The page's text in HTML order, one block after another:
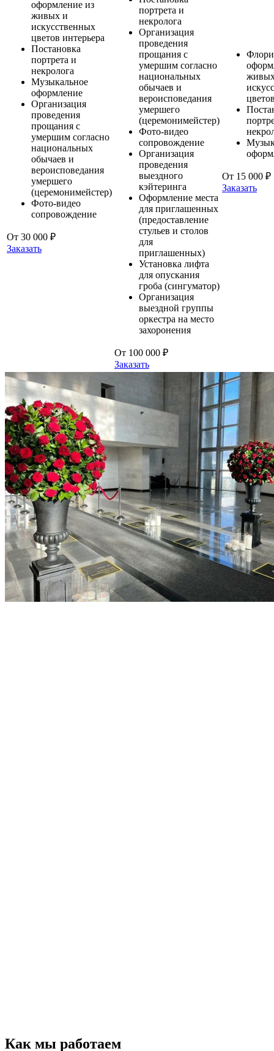
оформление из
живых и
искусственных
цветов интерьера
Постановка
портрета и
некролога
Музыкальное
оформление
Организация
проведения
прощания с
умершим согласно
национальных
обычаев и
вероисповедания
умершего
(церемонимейстер)
Фото-видео
сопровождение
От 30 000 ₽
Заказать
портрета и
некролога
Организация
проведения
прощания с
умершим согласно
национальных
обычаев и
вероисповедания
умершего
(церемонимейстер)
Фото-видео
сопровождение
Организация
проведения
выездного
кэйтеринга
Оформление места
для приглашенных
(предоставление
стульев и столов
для
приглашенных)
Установка лифта
для опускания
гроба (сингуматор)
Организация
выездной группы
оркестра на место
захоронения
От 100 000 ₽
Заказать
От 15 000 ₽
Заказать
Как мы работаем